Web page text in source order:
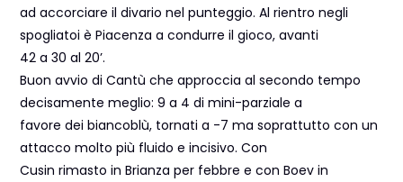
ad accorciare il divario nel punteggio. Al rientro negli
spogliatoi è Piacenza a condurre il gioco, avanti
42 a 30 al 20’.
Buon avvio di Cantù che approccia al secondo tempo
decisamente meglio: 9 a 4 di mini-parziale a
favore dei biancoblù, tornati a -7 ma soprattutto con un
attacco molto più fluido e incisivo. Con
Cusin rimasto in Brianza per febbre e con Boev in